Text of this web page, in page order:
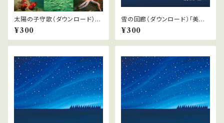
太陽の子守歌（ダウンロード）
『海のトワイライトゾーン』より
¥300
雪の回廊（ダウンロード）「美し
の里〜四季」より
¥300